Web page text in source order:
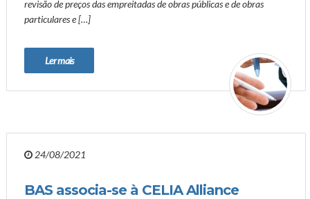
revisão de preços das empreitadas de obras públicas e de obras
particulares e […]
Ler mais
24/08/2021
BAS associa-se à CELIA Alliance